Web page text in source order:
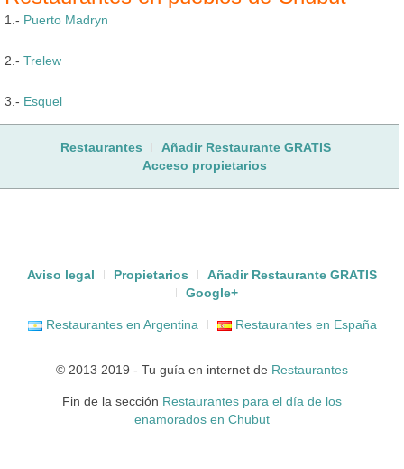
1.- Puerto Madryn
2.- Trelew
3.- Esquel
Restaurantes
Añadir Restaurante GRATIS
Acceso propietarios
Aviso legal Propietarios
Añadir Restaurante GRATIS
Google+
Restaurantes en Argentina Restaurantes en España
© 2013 2019 - Tu guía en internet de Restaurantes
Fin de la sección Restaurantes para el día de los
enamorados en Chubut